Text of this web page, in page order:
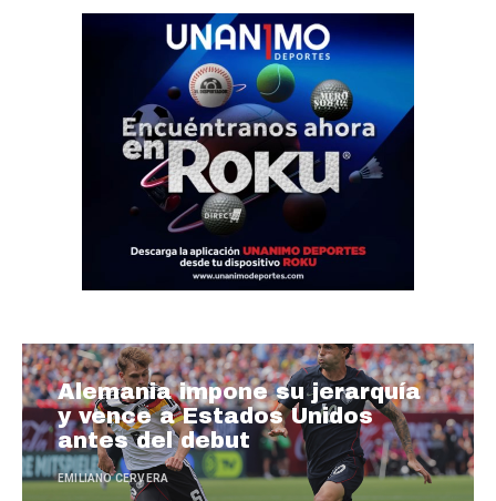
Alemania impone su jerarquía
y vence a Estados Unidos
antes del debut
EMILIANO CERVERA